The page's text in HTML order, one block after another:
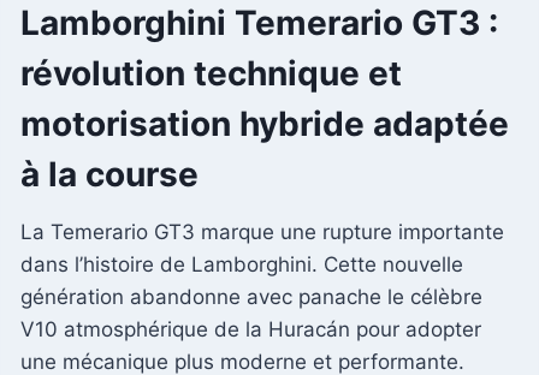
Lamborghini Temerario GT3 :
révolution technique et
motorisation hybride adaptée
à la course
La Temerario GT3 marque une rupture importante
dans l’histoire de Lamborghini. Cette nouvelle
génération abandonne avec panache le célèbre
V10 atmosphérique de la Huracán pour adopter
une mécanique plus moderne et performante.